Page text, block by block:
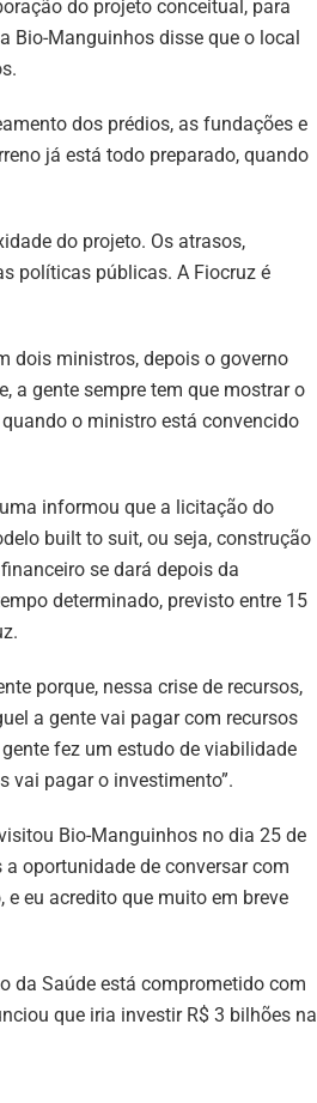
do projeto conceitual, para
Bio-Manguinhos disse que o local
dos prédios, as fundações e
já está todo preparado, quando
do projeto. Os atrasos,
políticas públicas. A Fiocruz é
dois ministros, depois o governo
a gente sempre tem que mostrar o
o ministro está convencido
informou que a licitação do
built to suit, ou seja, construção
se dará depois da
determinado, previsto entre 15
porque, nessa crise de recursos,
a gente vai pagar com recursos
fez um estudo de viabilidade
vai pagar o investimento”.
Bio-Manguinhos no dia 25 de
oportunidade de conversar com
eu acredito que muito em breve
da Saúde está comprometido com
que iria investir R$ 3 bilhões na